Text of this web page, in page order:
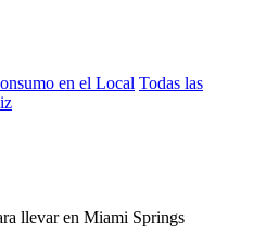
en el Local Todas las
llevar en Miami Springs